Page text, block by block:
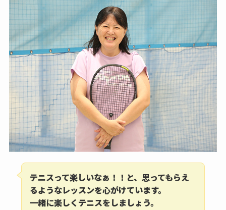
テニスって楽しいなぁ！！と、思ってもらえ
るようなレッスンを心がけています。
一緒に楽しくテニスをしましょう。